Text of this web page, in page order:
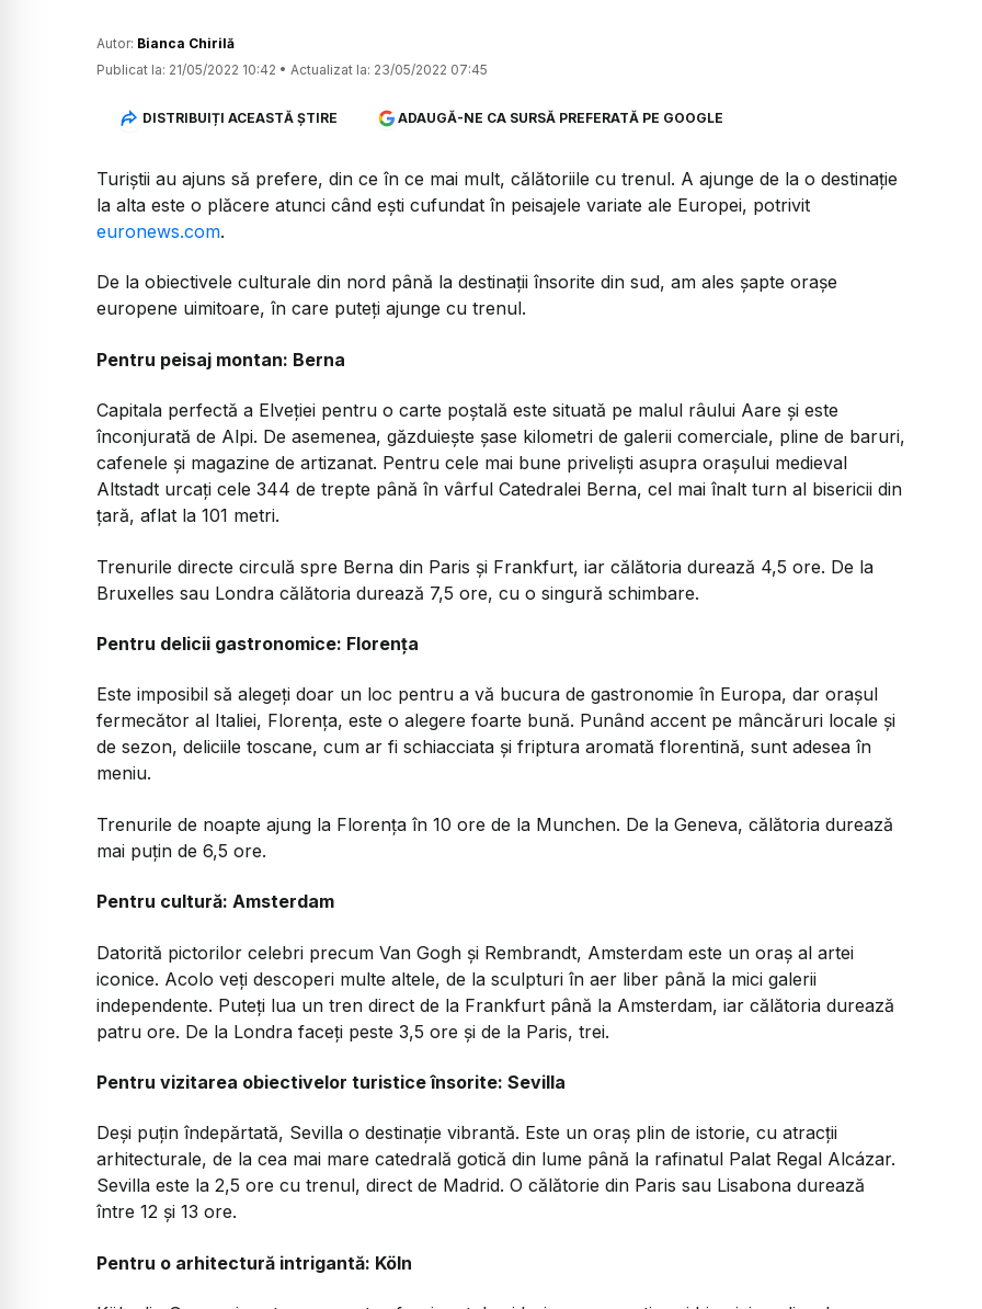
Autor: Bianca Chirilă
Publicat la: 21/05/2022 10:42 • Actualizat la: 23/05/2022 07:45
DISTRIBUIȚI ACEASTĂ ȘTIRE ADAUGĂ-NE CA SURSĂ PREFERATĂ PE GOOGLE
Turiștii au ajuns să prefere, din ce în ce mai mult, călătoriile cu trenul. A ajunge de la o destinație
la alta este o plăcere atunci când ești cufundat în peisajele variate ale Europei, potrivit
euronews.com.
De la obiectivele culturale din nord până la destinații însorite din sud, am ales șapte orașe
europene uimitoare, în care puteți ajunge cu trenul.
Pentru peisaj montan: Berna
Capitala perfectă a Elveției pentru o carte poștală este situată pe malul râului Aare și este
înconjurată de Alpi. De asemenea, găzduiește șase kilometri de galerii comerciale, pline de baruri,
cafenele și magazine de artizanat. Pentru cele mai bune priveliști asupra orașului medieval
Altstadt urcați cele 344 de trepte până în vârful Catedralei Berna, cel mai înalt turn al bisericii din
țară, aflat la 101 metri.
Trenurile directe circulă spre Berna din Paris și Frankfurt, iar călătoria durează 4,5 ore. De la
Bruxelles sau Londra călătoria durează 7,5 ore, cu o singură schimbare.
Pentru delicii gastronomice: Florența
Este imposibil să alegeți doar un loc pentru a vă bucura de gastronomie în Europa, dar orașul
fermecător al Italiei, Florența, este o alegere foarte bună. Punând accent pe mâncăruri locale și
de sezon, deliciile toscane, cum ar fi schiacciata și friptura aromată florentină, sunt adesea în
meniu.
Trenurile de noapte ajung la Florența în 10 ore de la Munchen. De la Geneva, călătoria durează
mai puțin de 6,5 ore.
Pentru cultură: Amsterdam
Datorită pictorilor celebri precum Van Gogh și Rembrandt, Amsterdam este un oraș al artei
iconice. Acolo veți descoperi multe altele, de la sculpturi în aer liber până la mici galerii
independente. Puteți lua un tren direct de la Frankfurt până la Amsterdam, iar călătoria durează
patru ore. De la Londra faceți peste 3,5 ore și de la Paris, trei.
Pentru vizitarea obiectivelor turistice însorite: Sevilla
Deși puțin îndepărtată, Sevilla o destinație vibrantă. Este un oraș plin de istorie, cu atracții
arhitecturale, de la cea mai mare catedrală gotică din lume până la rafinatul Palat Regal Alcázar.
Sevilla este la 2,5 ore cu trenul, direct de Madrid. O călătorie din Paris sau Lisabona durează
între 12 și 13 ore.
Pentru o arhitectură intrigantă: Köln